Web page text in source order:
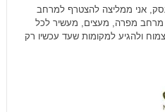
אני ממליצה להצטרף למרחב
מרחב מפרה, מעצים, מעשיר לכל
ולהגיע למקומות שעד עכשיו רק